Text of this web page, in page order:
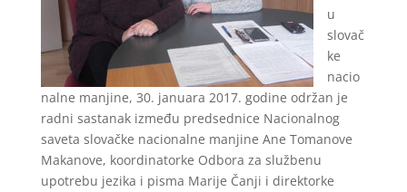
u
slovač
ke
nacio
nalne manjine, 30. januara 2017. godine održan je
radni sastanak između predsednice Nacionalnog
saveta slovačke nacionalne manjine Ane Tomanove
Makanove, koordinatorke Odbora za službenu
upotrebu jezika i pisma Marije Čanji i direktorke